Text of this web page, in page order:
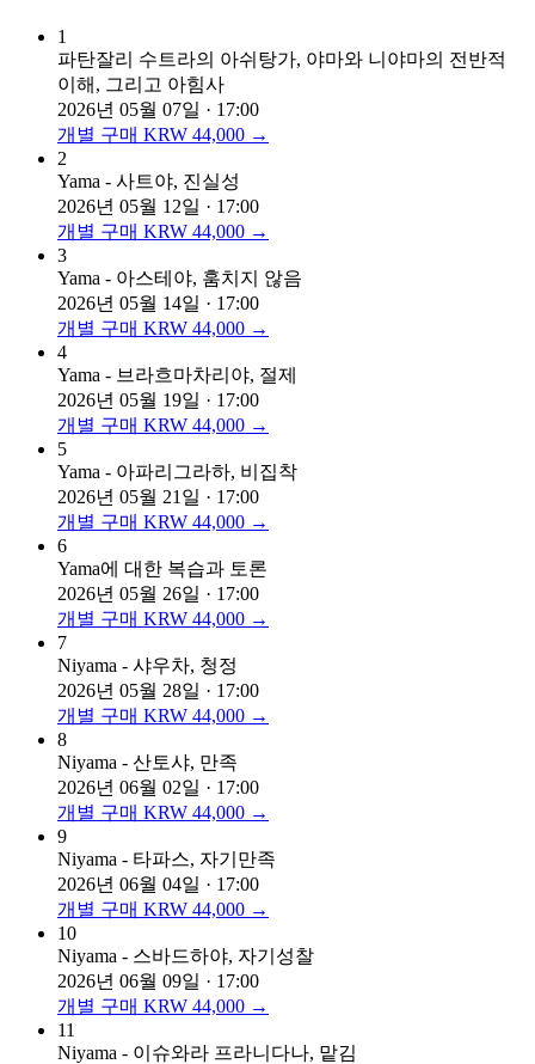
1
파탄잘리 수트라의 아쉬탕가, 야마와 니야마의 전반적
이해, 그리고 아힘사
2026년 05월 07일 · 17:00
개별 구매 KRW 44,000 →
2
Yama - 사트야, 진실성
2026년 05월 12일 · 17:00
개별 구매 KRW 44,000 →
3
Yama - 아스테야, 훔치지 않음
2026년 05월 14일 · 17:00
개별 구매 KRW 44,000 →
4
Yama - 브라흐마차리야, 절제
2026년 05월 19일 · 17:00
개별 구매 KRW 44,000 →
5
Yama - 아파리그라하, 비집착
2026년 05월 21일 · 17:00
개별 구매 KRW 44,000 →
6
Yama에 대한 복습과 토론
2026년 05월 26일 · 17:00
개별 구매 KRW 44,000 →
7
Niyama - 샤우차, 청정
2026년 05월 28일 · 17:00
개별 구매 KRW 44,000 →
8
Niyama - 산토샤, 만족
2026년 06월 02일 · 17:00
개별 구매 KRW 44,000 →
9
Niyama - 타파스, 자기만족
2026년 06월 04일 · 17:00
개별 구매 KRW 44,000 →
10
Niyama - 스바드하야, 자기성찰
2026년 06월 09일 · 17:00
개별 구매 KRW 44,000 →
11
Niyama - 이슈와라 프라니다나, 맡김